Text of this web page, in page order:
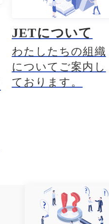
JETについて
わたしたちの組織
についてご案内し
ております。